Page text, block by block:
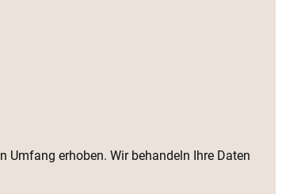
Umfang erhoben. Wir behandeln Ihre Daten